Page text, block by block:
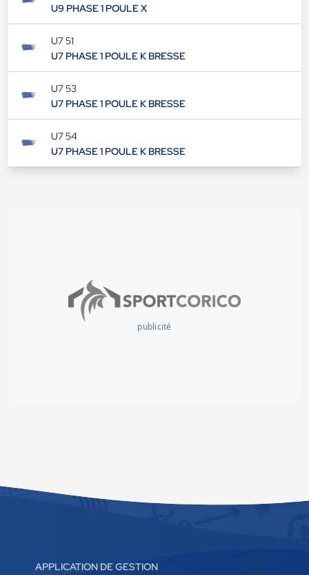
U9 PHASE 1 POULE X
U7 51
U7 PHASE 1 POULE K BRESSE
U7 53
U7 PHASE 1 POULE K BRESSE
U7 54
U7 PHASE 1 POULE K BRESSE
publicité
APPLICATION DE GESTION